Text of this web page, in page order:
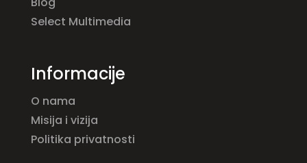
Select Multimedia
Informacije
O nama
Misija i vizija
Politika privatnosti